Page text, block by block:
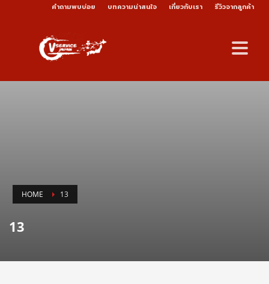
คำถามพบบ่อย บทความน่าสนใจ เกี่ยวกับเรา รีวิวจากลูกค้า
HOME 13
13